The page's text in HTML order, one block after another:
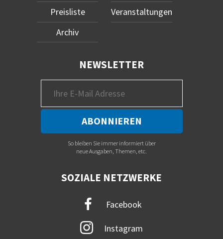
Preisliste
Archiv
Veranstaltungen
NEWSLETTER
So bleiben Sie immer informiert über
neue Ausgaben, Themen, etc.
SOZIALE NETZWERKE
Facebook
Instagram